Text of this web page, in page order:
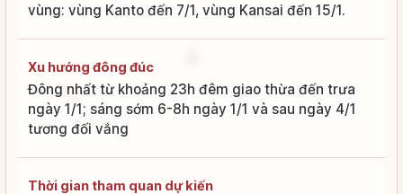
vùng: vùng Kanto đến 7/1, vùng Kansai đến 15/1.
Xu hướng đông đúc
Đông nhất từ khoảng 23h đêm giao thừa đến trưa
ngày 1/1; sáng sớm 6-8h ngày 1/1 và sau ngày 4/1
tương đối vắng
Thời gian tham quan dự kiến